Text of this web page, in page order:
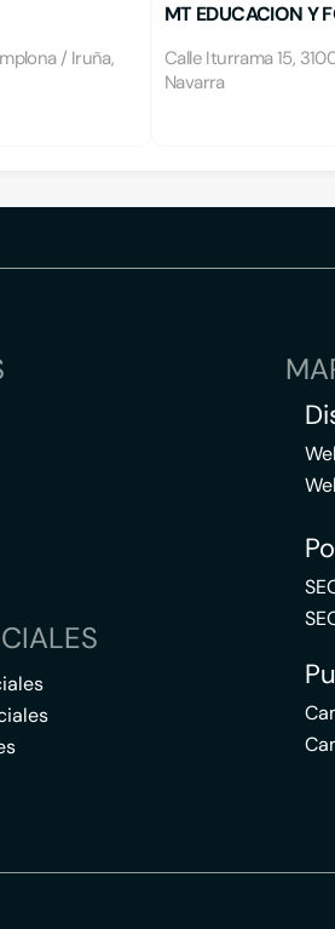
/ Iruña,
MT EDUCACION Y
Calle Iturrama 15,
Navarra